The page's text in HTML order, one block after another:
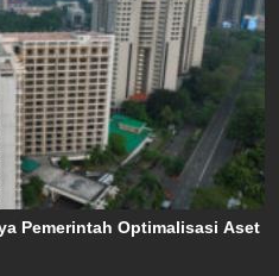
Pemerintah Optimalisasi Aset